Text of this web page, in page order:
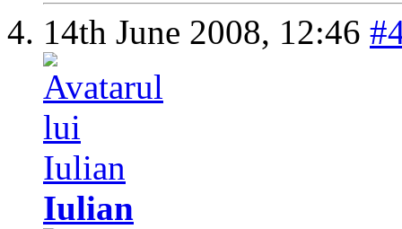
14th June 2008, 12:46
Iulian